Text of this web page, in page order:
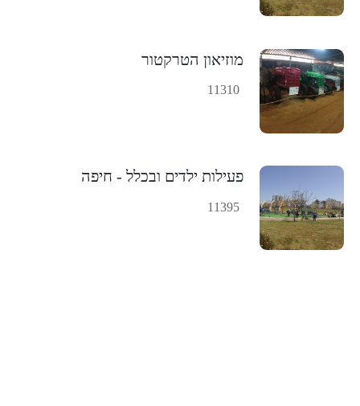
מוזיאון הטרקטור
11310
פעילות ילדים ובכלל - חיפה
11395